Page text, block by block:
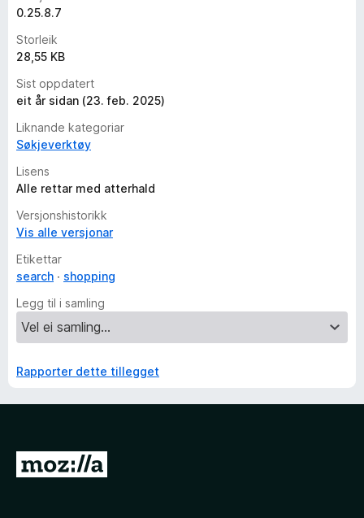
0.25.8.7
Storleik
28,55 KB
Sist oppdatert
eit år sidan (23. feb. 2025)
Liknande kategoriar
Søkjeverktøy
Lisens
Alle rettar med atterhald
Versjonshistorikk
Vis alle versjonar
Etikettar
search
shopping
Legg til i samling
Rapporter dette tillegget
G